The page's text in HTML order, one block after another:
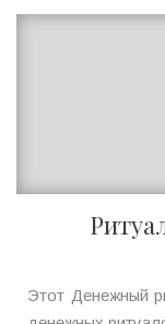
Ирина
Этот Денежный